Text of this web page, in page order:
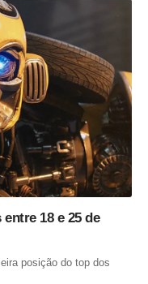
18 e 25 de
posição do top dos